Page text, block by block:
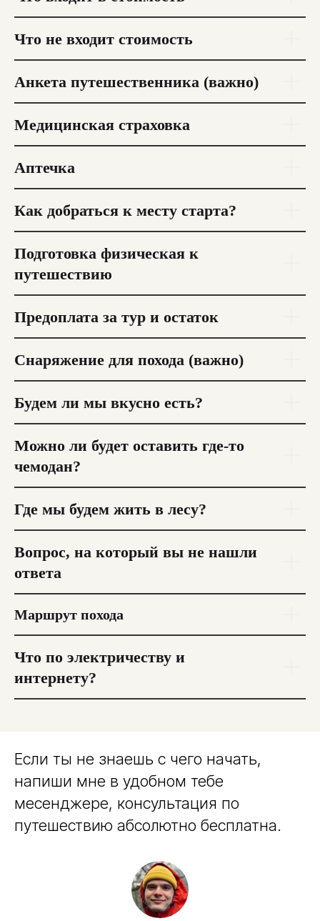
Что не входит стоимость
Анкета путешественника (важно)
Медицинская страховка
Аптечка
Как добраться к месту старта?
Подготовка физическая к
путешествию
Предоплата за тур и остаток
Снаряжение для похода (важно)
Будем ли мы вкусно есть?
Можно ли будет оставить где-то
чемодан?
Где мы будем жить в лесу?
Вопрос, на который вы не нашли
ответа
Маршрут похода
Что по электричеству и
интернету?
Если ты не знаешь с чего начать,
напиши мне в удобном тебе
месенджере, консультация по
путешествию абсолютно бесплатна.
Сотрудничество
оплаты
О клубе
Условия бронирования
+358 40 570 16 20
Telegram
Разработка сайта
Килиманджаро
Доломиты
Швейцария
Тибет